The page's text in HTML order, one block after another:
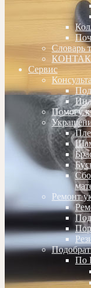
Словарь
Сервис
Помогу
Ремонт
По